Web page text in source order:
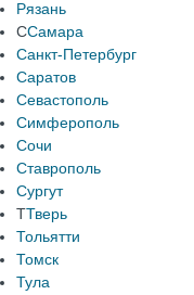
Рязань
ССамара
Санкт-Петербург
Саратов
Севастополь
Симферополь
Сочи
Ставрополь
Сургут
ТТверь
Тольятти
Томск
Тула